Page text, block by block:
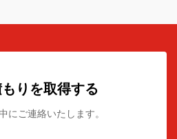
りを取得する
にご連絡いたします。